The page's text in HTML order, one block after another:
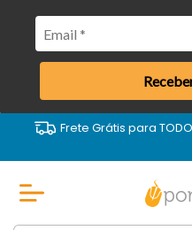
Frete Grátis para